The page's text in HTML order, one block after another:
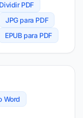
Dividir PDF
JPG para PDF
EPUB para PDF
Word